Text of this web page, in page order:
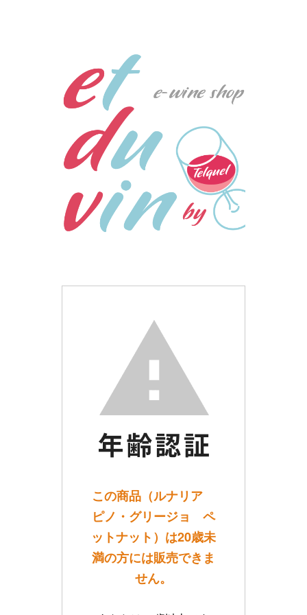
この商品（ルナリア
ピノ・グリージョ ペ
ットナット）は20歳未
満の方には販売できま
せん。